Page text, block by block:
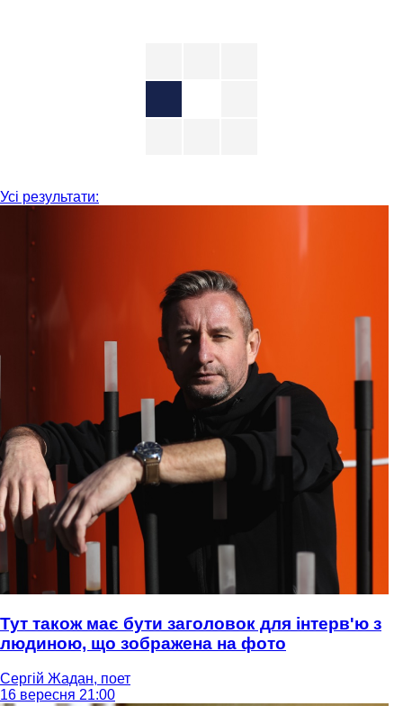
Усі результати:
Тут також має бути заголовок для інтерв'ю з
людиною, що зображена на фото
Сергій Жадан, поет
16 вересня 21:00